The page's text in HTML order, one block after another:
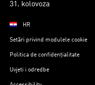
31. kolovoza
HR
Setări privind modulele cookie
Politica de confidențialitate
Uvjeti i odredbe